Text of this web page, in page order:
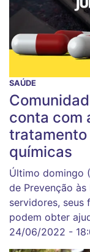
SAÚDE
conta com
tratamento
químicas
Último domingo
de Prevenção
servidores, seus
podem obter
24/06/2022 -